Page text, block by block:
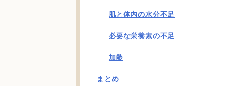
肌と体内の水分不足
必要な栄養素の不足
加齢
まとめ